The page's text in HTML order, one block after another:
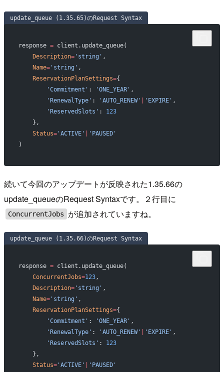
update_queue (1.35.65)のRequest Syntax
response = client.update_queue(
    Description
='string' ,
    Name
='string' ,
    ReservationPlanSettings
={
        'Commitment'
: 'ONE_YEAR' ,
        'RenewalType'
: 'AUTO_RENEW' 'EXPIRE' ,
        'ReservedSlots'
: 123
    },
    Status
='ACTIVE'
'PAUSED'
)
続いて今回のアップデートが反映された1.35.66の
update_queueのRequest Syntaxです。２行目に
ConcurrentJobs が追加されていますね。
update_queue (1.35.66)のRequest Syntax
response = client.update_queue(
    ConcurrentJobs
=123,
    Description
='string' ,
    Name
='string' ,
    ReservationPlanSettings
={
        'Commitment'
: 'ONE_YEAR' ,
        'RenewalType'
: 'AUTO_RENEW' 'EXPIRE' ,
        'ReservedSlots'
: 123
    },
    Status
='ACTIVE'
'PAUSED'